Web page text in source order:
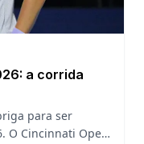
a corrida
para ser
O Cincinnati Open